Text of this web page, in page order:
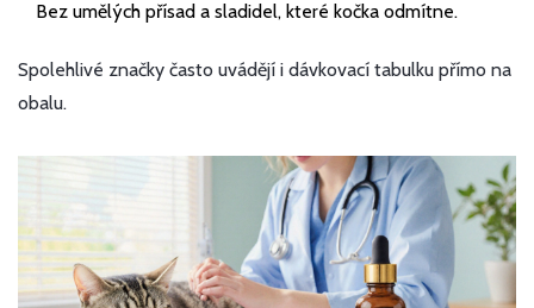
Bez umělých přísad a sladidel, které kočka odmítne.
Spolehlivé značky často uvádějí i dávkovací tabulku přímo na
obalu.